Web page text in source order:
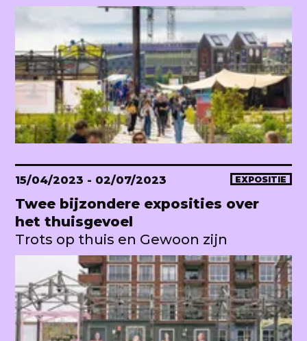
15/04/2023 - 02/07/2023 EXPOSITIE
Twee bijzondere exposities over
het thuisgevoel
Trots op thuis en Gewoon zijn